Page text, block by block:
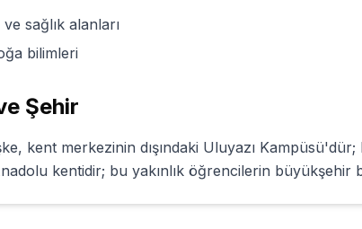
sağlık alanları
bilimleri
Şehir
kent merkezinin dışındaki Uluyazı
kentidir; bu yakınlık öğrencilerin büyükşehir